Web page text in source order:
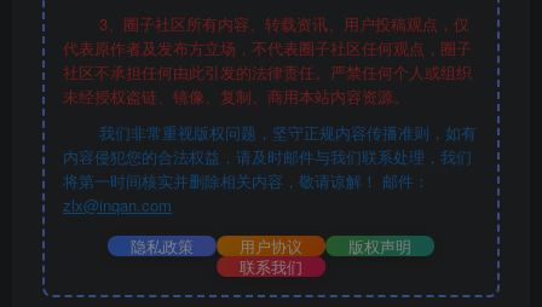
3、圈子社区所有内容、转载资讯、用户投稿观点，仅
代表原作者及发布方立场，不代表圈子社区任何观点，圈子
社区不承担任何由此引发的法律责任。严禁任何个人或组织
未经授权盗链、镜像、复制、商用本站内容资源。
我们非常重视版权问题，坚守正规内容传播准则，如有
内容侵犯您的合法权益，请及时邮件与我们联系处理，我们
将第一时间核实并删除相关内容，敬请谅解！ 邮件：
zlx@inqan.com
隐私政策
用户协议
版权声明
联系我们